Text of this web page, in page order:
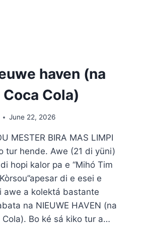
haven (na
Cola)
June 22, 2026
MESTER BIRA MAS LIMPI
tur hende. Awe (21 di yüni)
hopi kalor pa e “Mihó Tim
di e esei e
awe a kolektá bastante
na NIEUWE HAVEN (na
Bo ké sá kiko tur a…